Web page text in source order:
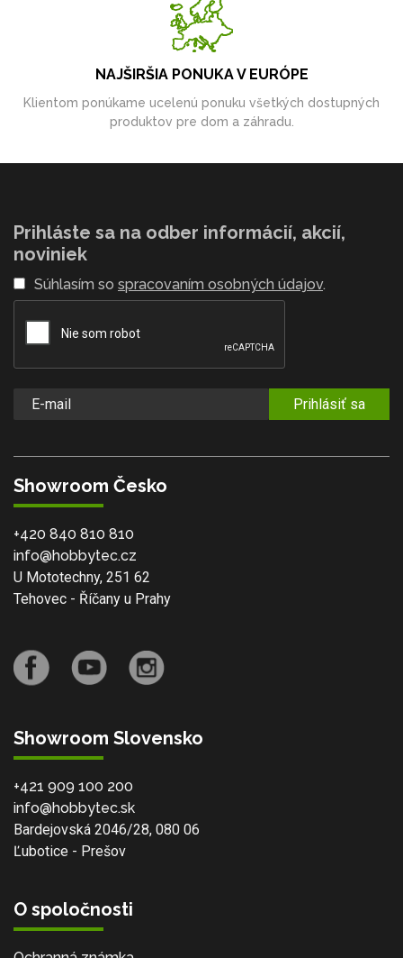
NAJŠIRŠIA PONUKA V EURÓPE
Klientom ponúkame ucelenú ponuku všetkých dostupných
produktov pre dom a záhradu.
Prihláste sa na odber informácií, akcií,
noviniek
Súhlasím so spracovaním osobných údajov.
Prihlásiť sa
Showroom Česko
+420 840 810 810
info@hobbytec.cz
U Mototechny, 251 62
Tehovec - Říčany u Prahy
Showroom Slovensko
+421 909 100 200
info@hobbytec.sk
Bardejovská 2046/28, 080 06
Ľubotice - Prešov
O spoločnosti